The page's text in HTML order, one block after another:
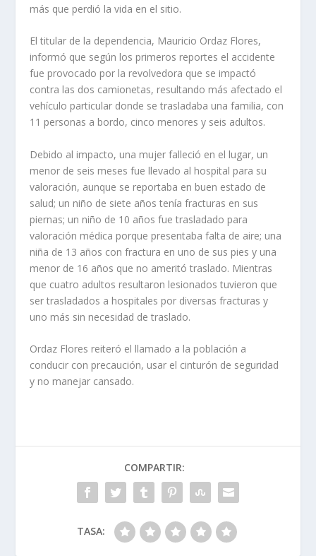
más que perdió la vida en el sitio.
El titular de la dependencia, Mauricio Ordaz Flores,
informó que según los primeros reportes el accidente
fue provocado por la revolvedora que se impactó
contra las dos camionetas, resultando más afectado el
vehículo particular donde se trasladaba una familia, con
11 personas a bordo, cinco menores y seis adultos.
Debido al impacto, una mujer falleció en el lugar, un
menor de seis meses fue llevado al hospital para su
valoración, aunque se reportaba en buen estado de
salud; un niño de siete años tenía fracturas en sus
piernas; un niño de 10 años fue trasladado para
valoración médica porque presentaba falta de aire; una
niña de 13 años con fractura en uno de sus pies y una
menor de 16 años que no ameritó traslado. Mientras
que cuatro adultos resultaron lesionados tuvieron que
ser trasladados a hospitales por diversas fracturas y
uno más sin necesidad de traslado.
Ordaz Flores reiteró el llamado a la población a
conducir con precaución, usar el cinturón de seguridad
y no manejar cansado.
COMPARTIR:
TASA: